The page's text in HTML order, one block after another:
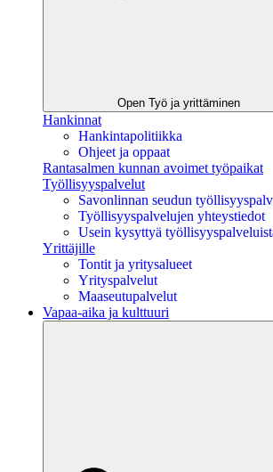
Open Työ ja yrittäminen
Hankinnat
Hankintapolitiikka
Ohjeet ja oppaat
Rantasalmen kunnan avoimet työpaikat
Työllisyyspalvelut
Savonlinnan seudun
Työllisyyspalvelujen yhteystiedot
Usein kysyttyä
Yrittäjille
Tontit ja yritysalueet
Yrityspalvelut
Maaseutupalvelut
Vapaa-aika ja kulttuuri